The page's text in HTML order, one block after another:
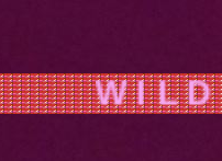
W I L D R